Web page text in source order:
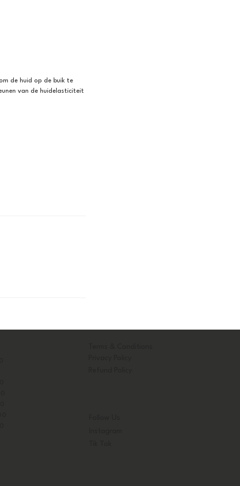
de huid op de buik te
van de huidelasticiteit